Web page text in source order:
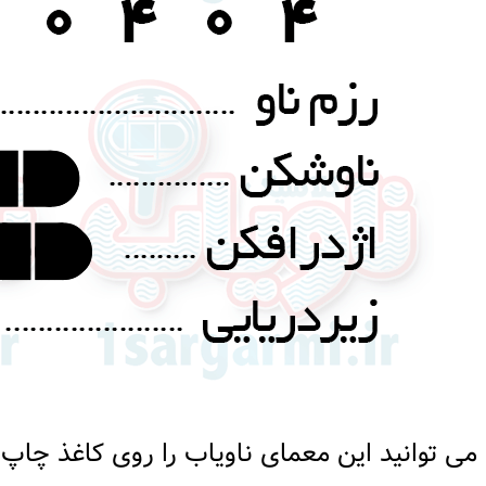
می توانید این معمای ناویاب را روی کاغذ